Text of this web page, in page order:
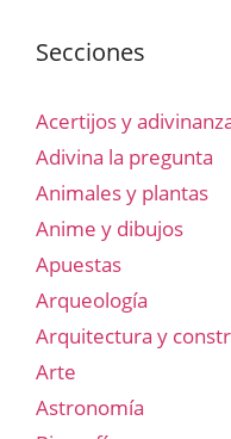
Secciones
Acertijos y
Adivina la pregunta
Animales y plantas
Anime y dibujos
Apuestas
Arqueología
Arquitectura y
Arte
Astronomía